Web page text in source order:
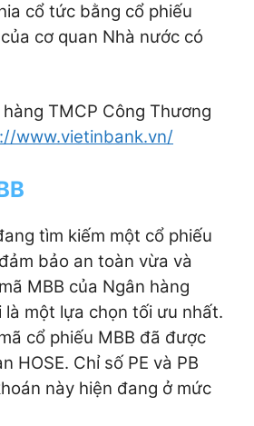
cổ tức bằng cổ phiếu
cơ quan Nhà nước có
TMCP Công Thương
www.vietinbank.vn/
tìm kiếm một cổ phiếu
bảo an toàn vừa và
MBB của Ngân hàng
là một lựa chọn tối ưu nhất.
cổ phiếu MBB đã được
HOSE. Chỉ số PE và PB
này hiện đang ở mức